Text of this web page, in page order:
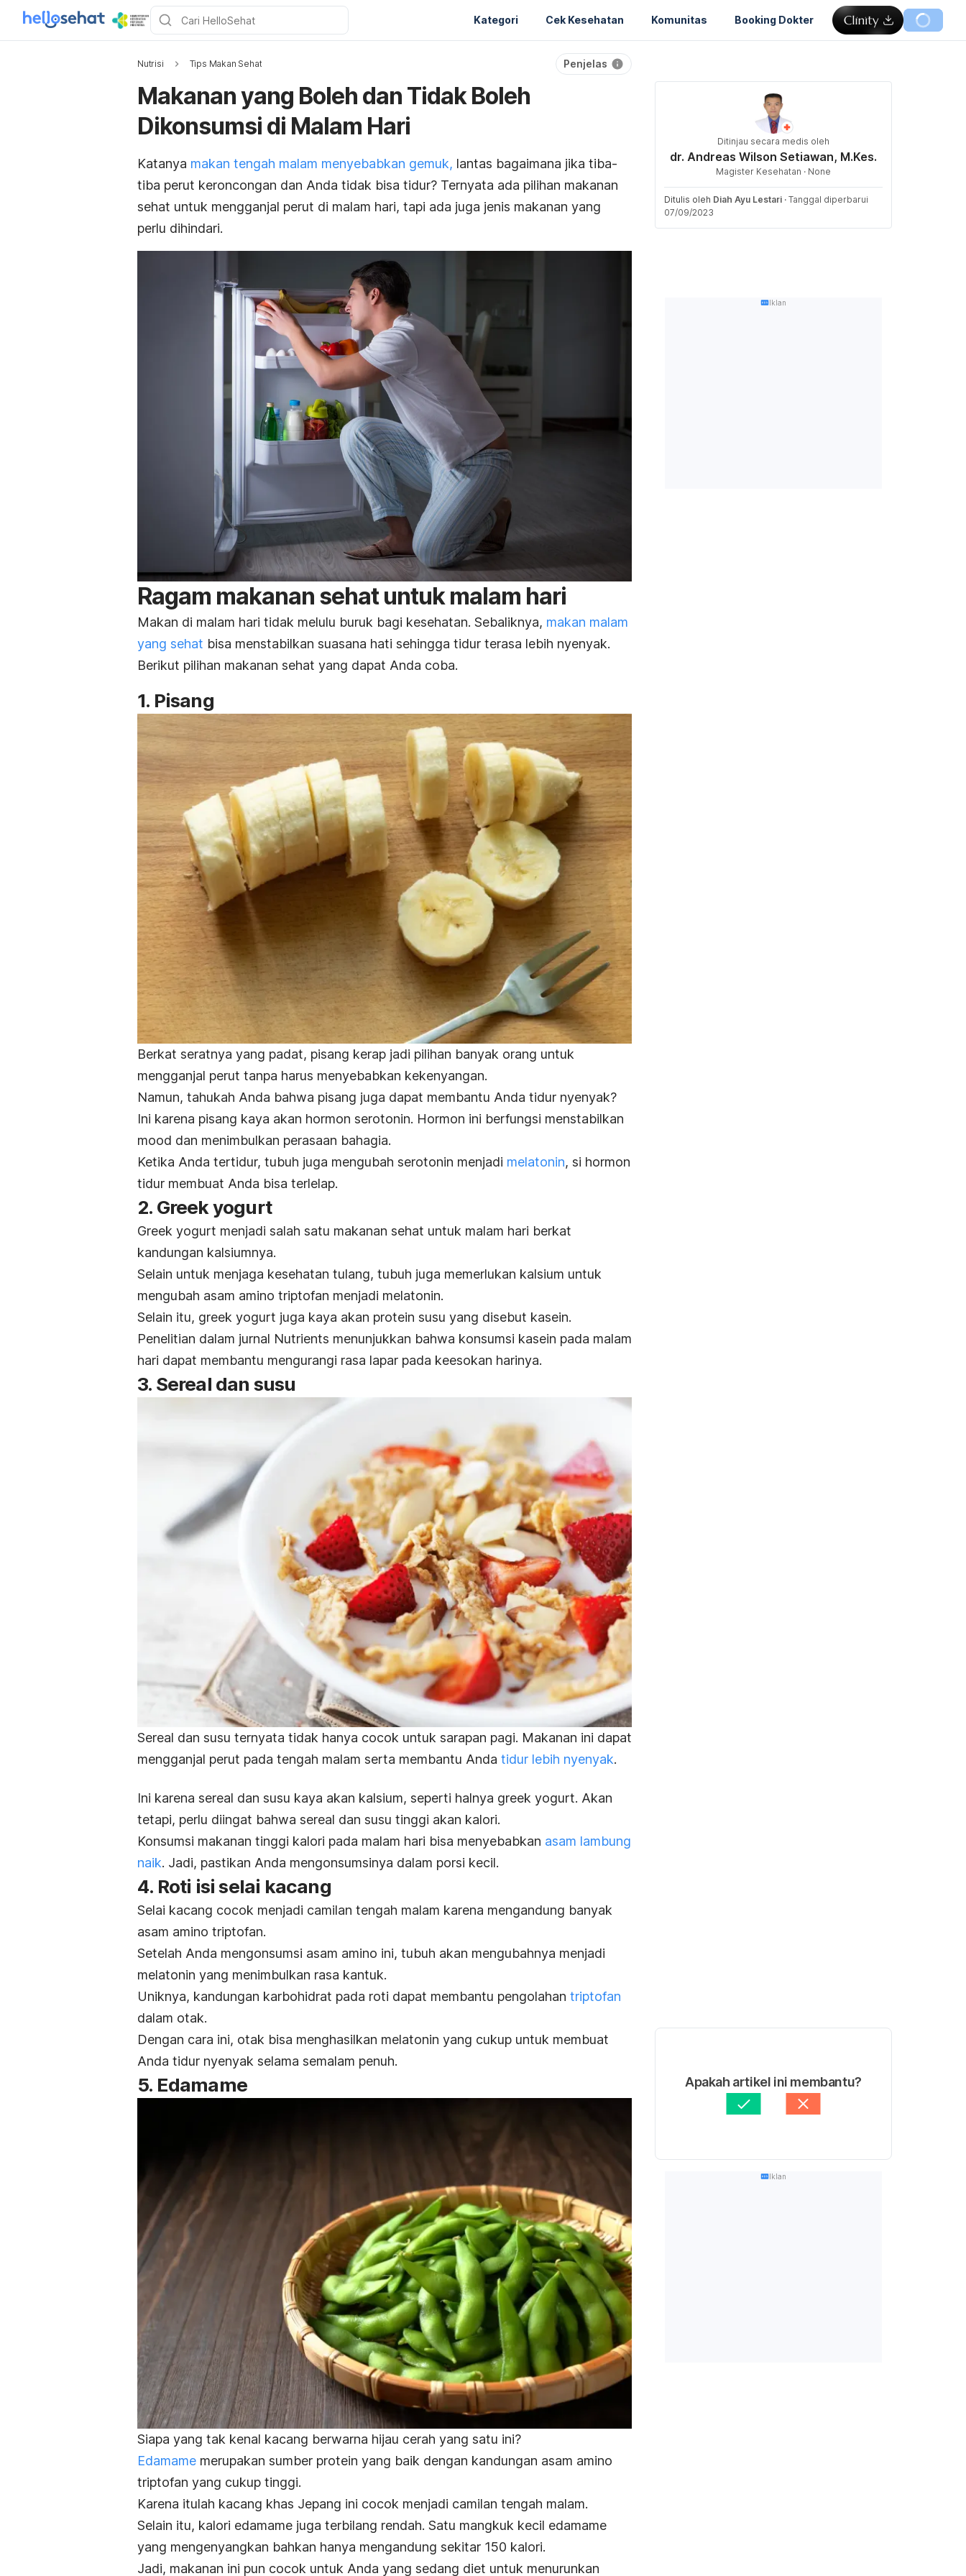
Kategori Cek Kesehatan Komunitas Booking Dokter
Nutrisi Tips Makan Sehat Penjelas
Makanan yang Boleh dan Tidak Boleh
Dikonsumsi di Malam Hari
Katanya makan tengah malam menyebabkan gemuk, lantas bagaimana jika tiba-
tiba perut keroncongan dan Anda tidak bisa tidur? Ternyata ada pilihan makanan
sehat untuk mengganjal perut di malam hari, tapi ada juga jenis makanan yang
perlu dihindari.
Ragam makanan sehat untuk malam hari
Makan di malam hari tidak melulu buruk bagi kesehatan. Sebaliknya, makan malam
yang sehat bisa menstabilkan suasana hati sehingga tidur terasa lebih nyenyak.
Berikut pilihan makanan sehat yang dapat Anda coba.
1. Pisang
Berkat seratnya yang padat, pisang kerap jadi pilihan banyak orang untuk
mengganjal perut tanpa harus menyebabkan kekenyangan.
Namun, tahukah Anda bahwa pisang juga dapat membantu Anda tidur nyenyak?
Ini karena pisang kaya akan hormon serotonin. Hormon ini berfungsi menstabilkan
mood dan menimbulkan perasaan bahagia.
Ketika Anda tertidur, tubuh juga mengubah serotonin menjadi melatonin, si hormon
tidur membuat Anda bisa terlelap.
2. Greek yogurt
Greek yogurt menjadi salah satu makanan sehat untuk malam hari berkat
kandungan kalsiumnya.
Selain untuk menjaga kesehatan tulang, tubuh juga memerlukan kalsium untuk
mengubah asam amino triptofan menjadi melatonin.
Selain itu, greek yogurt juga kaya akan protein susu yang disebut kasein.
Penelitian dalam jurnal Nutrients menunjukkan bahwa konsumsi kasein pada malam
hari dapat membantu mengurangi rasa lapar pada keesokan harinya.
3. Sereal dan susu
Sereal dan susu ternyata tidak hanya cocok untuk sarapan pagi. Makanan ini dapat
mengganjal perut pada tengah malam serta membantu Anda tidur lebih nyenyak.
Ini karena sereal dan susu kaya akan kalsium, seperti halnya greek yogurt. Akan
tetapi, perlu diingat bahwa sereal dan susu tinggi akan kalori.
Konsumsi makanan tinggi kalori pada malam hari bisa menyebabkan asam lambung
naik. Jadi, pastikan Anda mengonsumsinya dalam porsi kecil.
4. Roti isi selai kacang
Selai kacang cocok menjadi camilan tengah malam karena mengandung banyak
asam amino triptofan.
Setelah Anda mengonsumsi asam amino ini, tubuh akan mengubahnya menjadi
melatonin yang menimbulkan rasa kantuk.
Uniknya, kandungan karbohidrat pada roti dapat membantu pengolahan triptofan
dalam otak.
Dengan cara ini, otak bisa menghasilkan melatonin yang cukup untuk membuat
Anda tidur nyenyak selama semalam penuh.
5. Edamame
Siapa yang tak kenal kacang berwarna hijau cerah yang satu ini?
Edamame merupakan sumber protein yang baik dengan kandungan asam amino
triptofan yang cukup tinggi.
Karena itulah kacang khas Jepang ini cocok menjadi camilan tengah malam.
Selain itu, kalori edamame juga terbilang rendah. Satu mangkuk kecil edamame
yang mengenyangkan bahkan hanya mengandung sekitar 150 kalori.
Jadi, makanan ini pun cocok untuk Anda yang sedang diet untuk menurunkan
Ditinjau secara medis oleh
dr. Andreas Wilson Setiawan, M.Kes.
Magister Kesehatan · None
Ditulis oleh Diah Ayu Lestari · Tanggal diperbarui
07/09/2023
Iklan
Apakah artikel ini membantu?
Iklan